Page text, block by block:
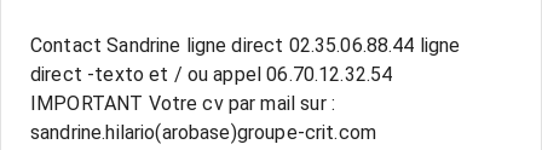
Contact Sandrine ligne direct 02.35.06.88.44 ligne
direct -texto et / ou appel 06.70.12.32.54
IMPORTANT Votre cv par mail sur :
sandrine.hilario(arobase)groupe-crit.com